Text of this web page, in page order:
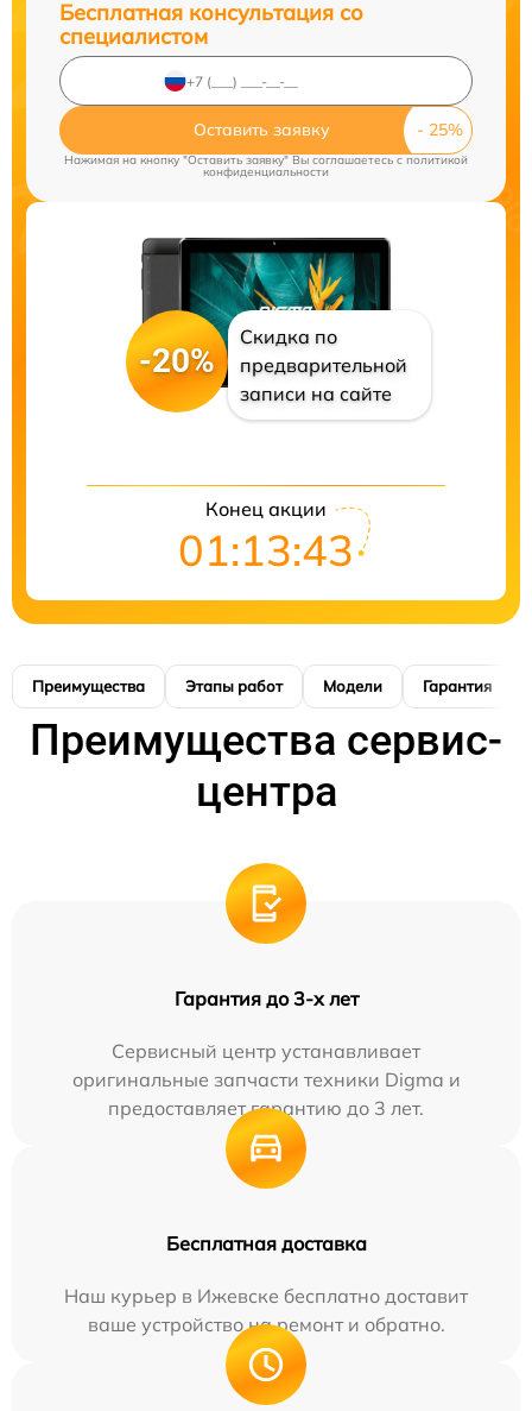
Бесплатная консультация со
специалистом
Оставить заявку
Нажимая на кнопку "Оставить заявку" Вы соглашаетесь c политикой
конфиденциальности
-20%
Скидка по
предварительной
записи на сайте
Конец акции
01:13:42
Преимущества Этапы работ Модели Гарантия
Преимущества сервис-
центра
Гарантия до 3-х лет
Сервисный центр устанавливает
оригинальные запчасти техники Digma и
предоставляет гарантию до 3 лет.
Бесплатная доставка
Наш курьер в Ижевске бесплатно доставит
ваше устройство на ремонт и обратно.